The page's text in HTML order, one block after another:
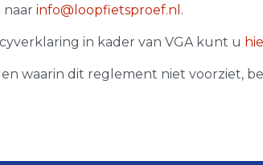
naar info@loopfietsproef.nl .
in kader van VGA kunt u
waarin dit reglement niet voorziet,